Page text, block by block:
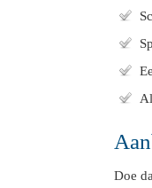
Doe